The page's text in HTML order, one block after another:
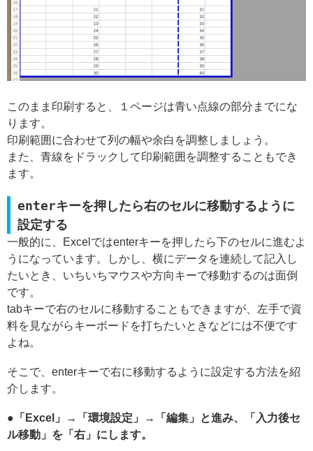
このまま印刷すると、１ページは青い点線の部分までにな
ります。
印刷範囲に合わせて列の幅や余白を調整しましょう。
また、青線をドラックして印刷範囲を調整することもでき
ます。
enterキーを押したら右のセルに移動するように
設定する
一般的に、Excelではenterキーを押したら下のセルに進むよ
うになっています。しかし、横にデータを連続して記入し
たいとき、いちいちマウスや方向キーで移動するのは面倒
です。
tabキーで右のセルに移動することもできますが、左手で資
料を見ながらキーボードを打ちたいときなどには不便です
よね。
そこで、enterキーで右に移動するように設定する方法を紹
介します。
●「Excel」→「環境設定」→「編集」と進み、「入力後セ
ル移動」を「右」にします。